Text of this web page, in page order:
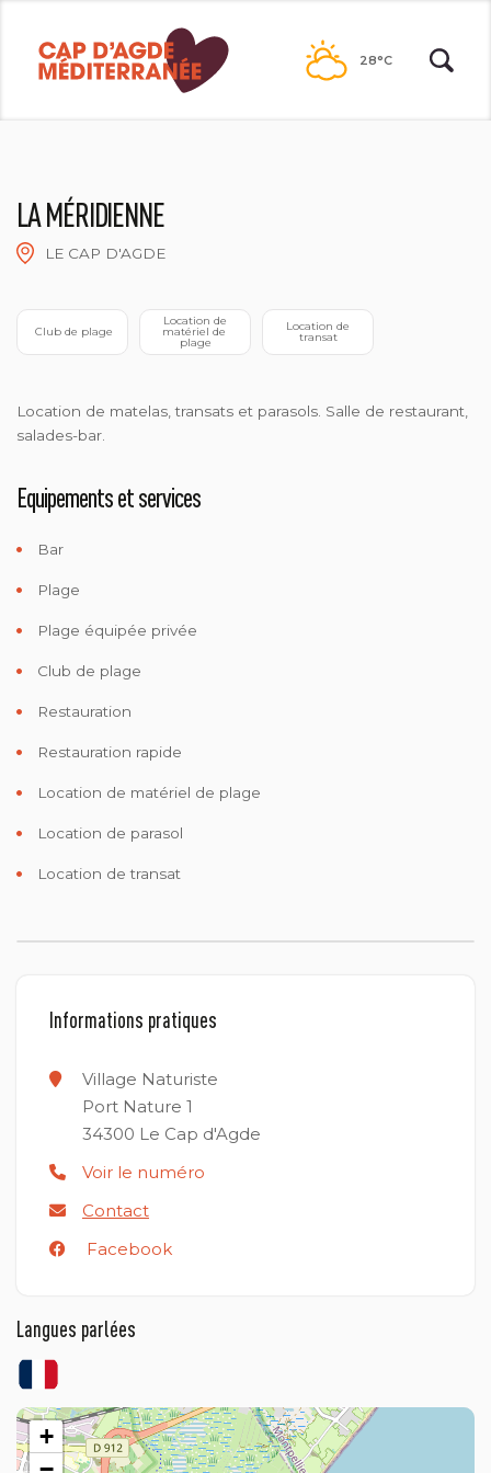
contenu
28°C
LA MÉRIDIENNE
LE CAP D'AGDE
Club de plage matériel de
plage transat
Location de matelas, transats et parasols. Salle de restaurant,
salades-bar.
Equipements et services
Bar
Plage
Plage équipée privée
Club de plage
Restauration
Restauration rapide
Location de matériel de plage
Location de parasol
Location de transat
Informations pratiques
Village Naturiste
Port Nature 1
34300 Le Cap d'Agde
Voir le numéro
Contact
Facebook
Langues parlées
+